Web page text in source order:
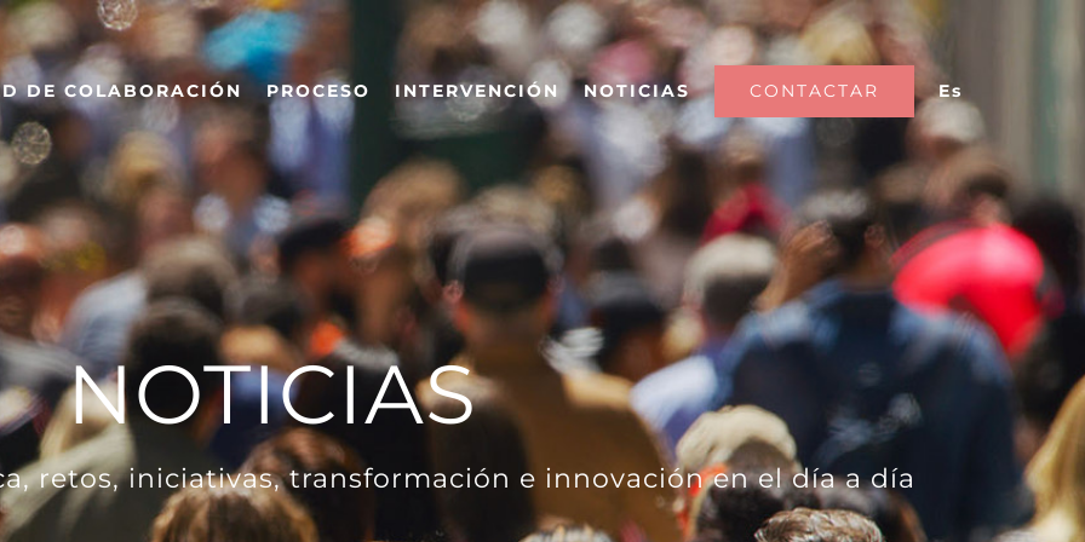
DE COLABORACIÓN PROCESO INTERVENCIÓN NOTICIAS CONTACTAR Es
NOTICIAS
retos, iniciativas, transformación e innovación en el día a día